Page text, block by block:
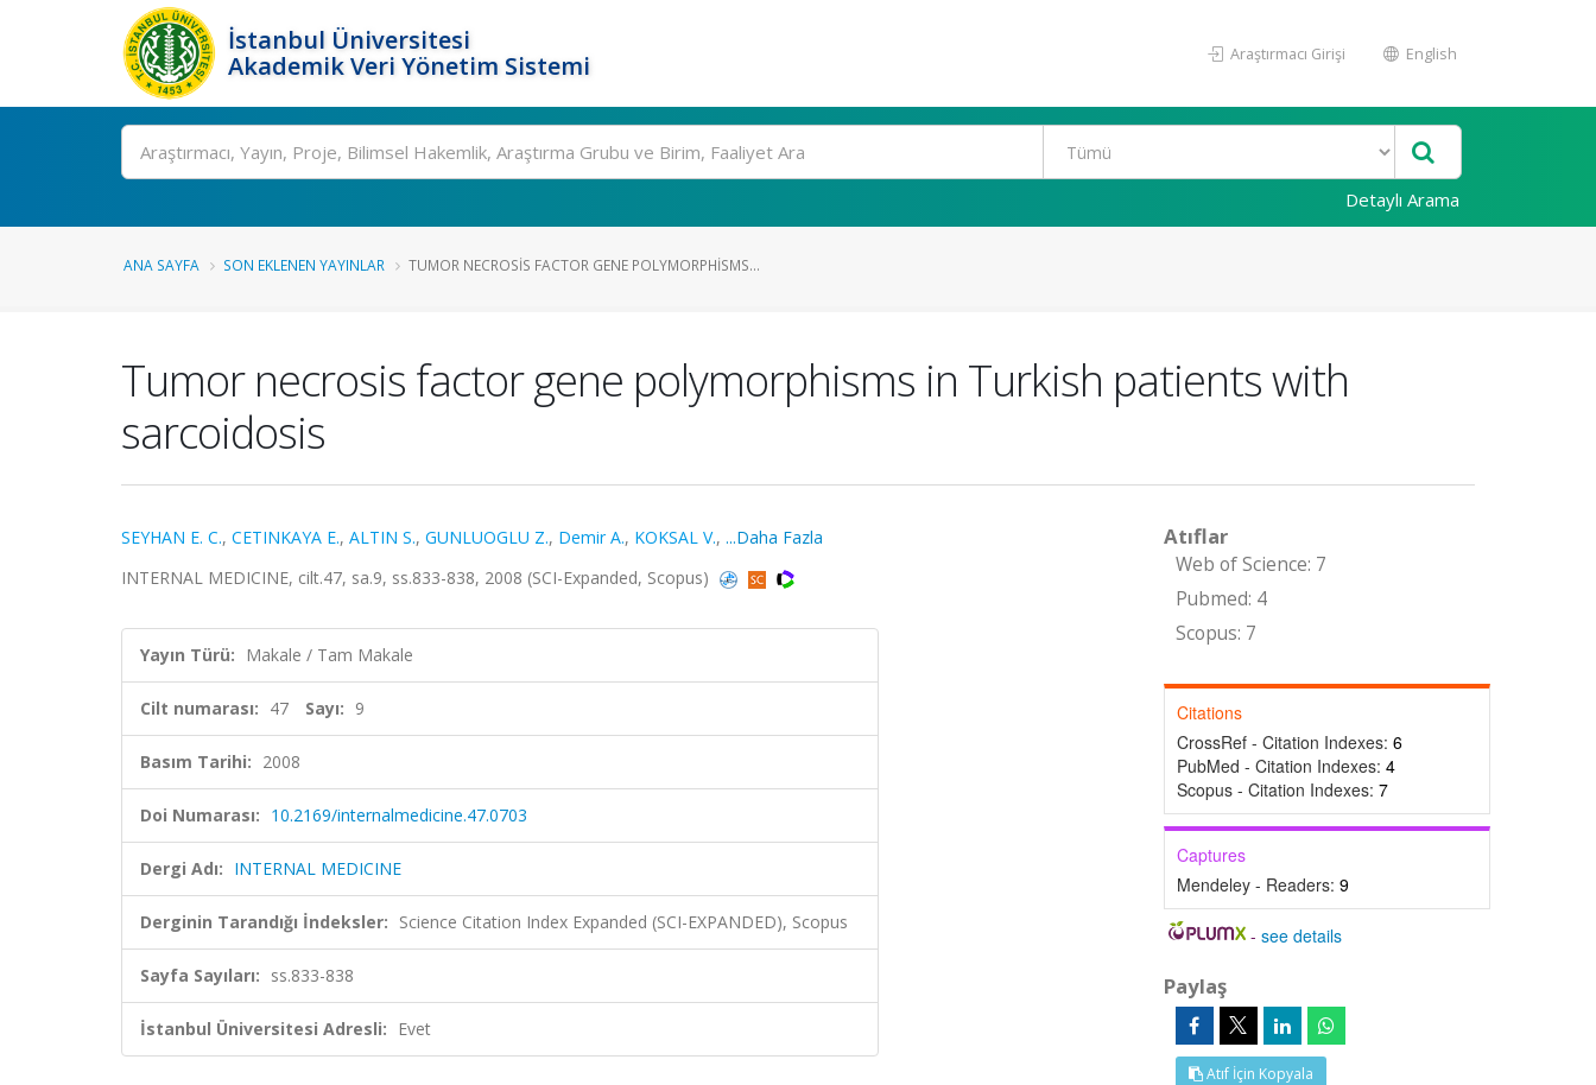
İstanbul Üniversitesi
Akademik Veri Yönetim Sistemi
Araştırmacı Girişi English
Ara
Detaylı Arama
ANA SAYFA SON EKLENEN YAYINLAR TUMOR NECROSIS FACTOR GENE POLYMORPHISMS...
Tumor necrosis factor gene polymorphisms in Turkish patients with
sarcoidosis
SEYHAN E. C., CETINKAYA E., ALTIN S., GUNLUOGLU Z., Demir A., KOKSAL V., ...Daha Fazla
INTERNAL MEDICINE, cilt.47, sa.9, ss.833-838, 2008 (SCI-Expanded, Scopus)
Yayın Türü: Makale / Tam Makale
Cilt numarası: 47 Sayı: 9
Basım Tarihi: 2008
Doi Numarası: 10.2169/internalmedicine.47.0703
Dergi Adı: INTERNAL MEDICINE
Derginin Tarandığı İndeksler: Science Citation Index Expanded (SCI-EXPANDED), Scopus
Sayfa Sayıları: ss.833-838
İstanbul Üniversitesi Adresli: Evet
Atıflar
Web of Science: 7
Pubmed: 4
Scopus: 7
Citations
CrossRef - Citation Indexes: 6
PubMed - Citation Indexes: 4
Scopus - Citation Indexes: 7
Captures
Mendeley - Readers: 9
-see details
Paylaş
Atıf İçin Kopyala